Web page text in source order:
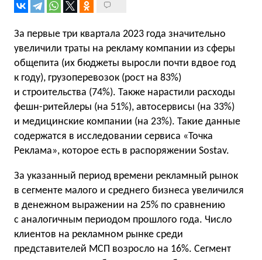
За первые три квартала 2023 года значительно
увеличили траты на рекламу компании из сферы
общепита (их бюджеты выросли почти вдвое год
к году), грузоперевозок (рост на 83%)
и строительства (74%). Также нарастили расходы
фешн-ритейлеры (на 51%), автосервисы (на 33%)
и медицинские компании (на 23%). Такие данные
содержатся в исследовании сервиса «Точка
Реклама», которое есть в распоряжении Sostav.
За указанный период времени рекламный рынок
в сегменте малого и среднего бизнеса увеличился
в денежном выражении на 25% по сравнению
с аналогичным периодом прошлого года. Число
клиентов на рекламном рынке среди
представителей МСП возросло на 16%. Сегмент